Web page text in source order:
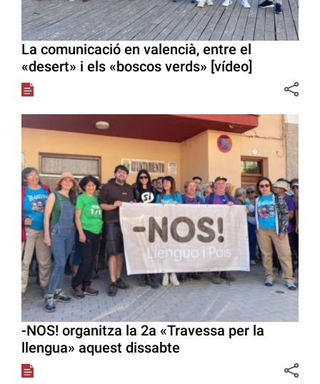
La comunicació en valencià, entre el
«desert» i els «boscos verds» [vídeo]
-NOS! organitza la 2a «Travessa per la
llengua» aquest dissabte